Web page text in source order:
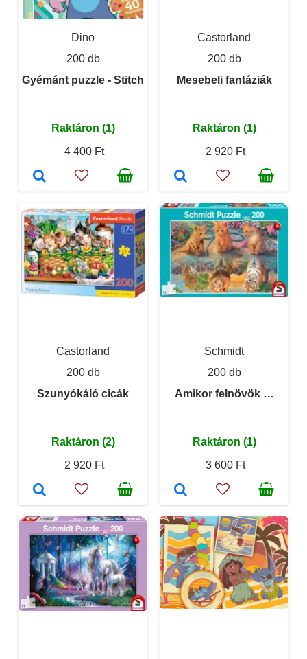
Dino
200 db
Gyémánt puzzle - Stitch
Raktáron (1)
4 400 Ft
Castorland
200 db
Mesebeli fantáziák
Raktáron (1)
2 920 Ft
Castorland
200 db
Szunyókáló cicák
Raktáron (2)
2 920 Ft
Schmidt
200 db
Amikor felnövök …
Raktáron (1)
3 600 Ft